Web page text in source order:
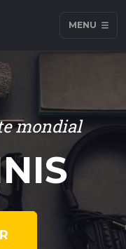
MENU
mondial